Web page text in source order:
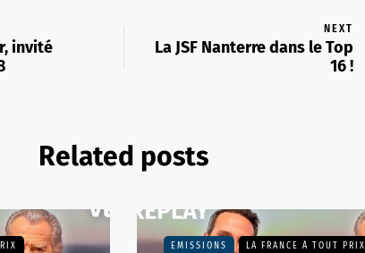
invité
NEXT
La JSF Nanterre dans le Top
16 !
Related posts
EMISSIONS LA FRANCE À TOUT PRIX